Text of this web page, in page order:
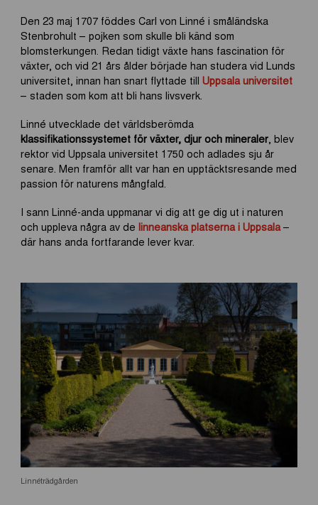
Den 23 maj 1707 föddes Carl von Linné i småländska
Stenbrohult – pojken som skulle bli känd som
blomsterkungen. Redan tidigt växte hans fascination för
växter, och vid 21 års ålder började han studera vid Lunds
universitet, innan han snart flyttade till Uppsala universitet
– staden som kom att bli hans livsverk.
Linné utvecklade det världsberömda
klassifikationssystemet för växter, djur och mineraler, blev
rektor vid Uppsala universitet 1750 och adlades sju år
senare. Men framför allt var han en upptäcktsresande med
passion för naturens mångfald.
I sann Linné-anda uppmanar vi dig att ge dig ut i naturen
och uppleva några av de linneanska platserna i Uppsala–
där hans anda fortfarande lever kvar.
Linnéträdgården